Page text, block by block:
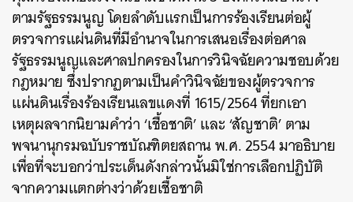
ตามรัฐธรรมนูญ โดยลำดับแรกเป็นการร้องเรียนต่อผู้
ตรวจการแผ่นดินที่มีอำนาจในการเสนอเรื่องต่อศาล
รัฐธรรมนูญและศาลปกครองในการวินิจฉัยความชอบด้วย
กฎหมาย ซึ่งปรากฏตามเป็นคำวินิจฉัยของผู้ตรวจการ
แผ่นดินเรื่องร้องเรียนเลขแดงที่ 1615/2564 ที่ยกเอา
เหตุผลจากนิยามคำว่า ‘เชื้อชาติ’ และ ‘สัญชาติ’ ตาม
พจนานุกรมฉบับราชบัณฑิตยสถาน พ.ศ. 2554 มาอธิบาย
เพื่อที่จะบอกว่าประเด็นดังกล่าวนั้นมิใช่การเลือกปฏิบัติ
จากความแตกต่างว่าด้วยเชื้อชาติ